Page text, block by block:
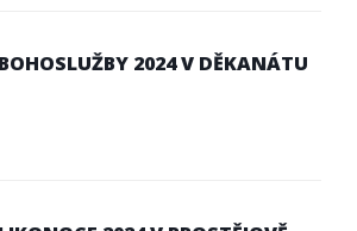
2024 V DĚKANÁTU